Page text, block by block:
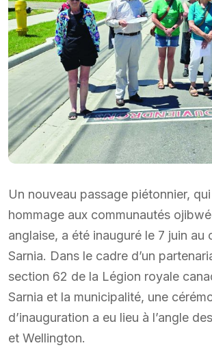
Un nouveau passage piétonnier,
hommage aux communautés
anglaise, a été inauguré le 7 juin au
Sarnia. Dans le cadre d’un
section 62 de la Légion royale
Sarnia et la municipalité, une
d’inauguration a eu lieu à l’angle
et Wellington.